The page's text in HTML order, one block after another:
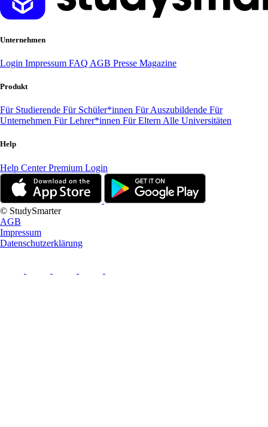
Unternehmen
Login Impressum FAQ AGB Presse Magazine
Produkt
Für Studierende Für Schüler*innen Für Auszubildende Für
Unternehmen Für Lehrer*innen Für Eltern Alle Universitäten
Help
Help CenterPremium Login
© StudySmarter
AGB
Impressum
Datenschutzerklärung